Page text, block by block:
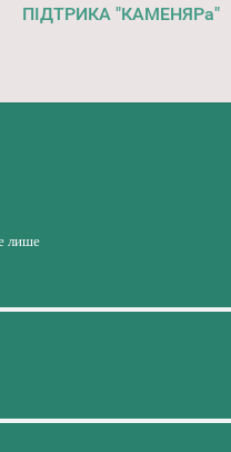
ПІДТРИКА "КАМЕНЯРа"
лише